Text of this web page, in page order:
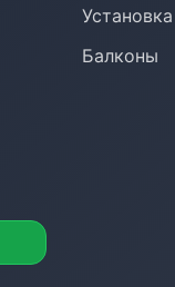
Балконы